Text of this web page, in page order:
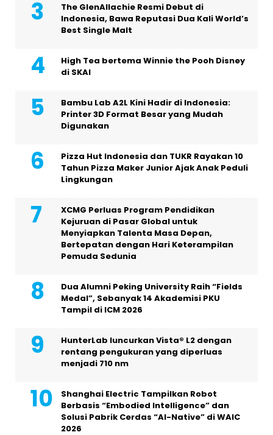
The GlenAllachie Resmi Debut di
Indonesia, Bawa Reputasi Dua Kali World’s
Best Single Malt
High Tea bertema Winnie the Pooh Disney
di SKAI
Bambu Lab A2L Kini Hadir di Indonesia:
Printer 3D Format Besar yang Mudah
Digunakan
Pizza Hut Indonesia dan TUKR Rayakan 10
Tahun Pizza Maker Junior Ajak Anak Peduli
Lingkungan
XCMG Perluas Program Pendidikan
Kejuruan di Pasar Global untuk
Menyiapkan Talenta Masa Depan,
Bertepatan dengan Hari Keterampilan
Pemuda Sedunia
Dua Alumni Peking University Raih “Fields
Medal”, Sebanyak 14 Akademisi PKU
Tampil di ICM 2026
HunterLab luncurkan Vista® L2 dengan
rentang pengukuran yang diperluas
menjadi 710 nm
Shanghai Electric Tampilkan Robot
Berbasis “Embodied Intelligence” dan
Solusi Pabrik Cerdas “AI-Native” di WAIC
2026